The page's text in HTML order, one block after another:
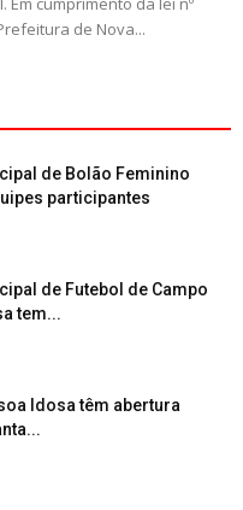
de Nova...
de Bolão Feminino
participantes
de Futebol de Campo
tem...
Idosa têm abertura